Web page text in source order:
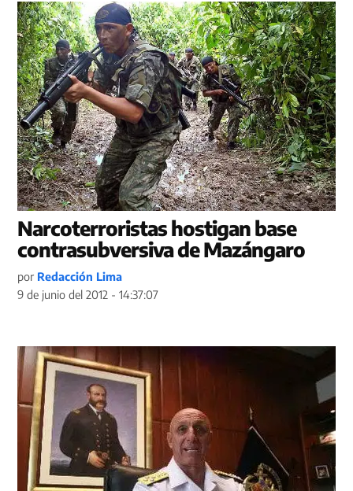
Narcoterroristas hostigan base
contrasubversiva de Mazángaro
por Redacción Lima
9 de junio del 2012 - 14:37:07